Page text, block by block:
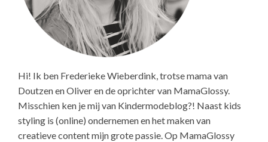
Hi! Ik ben Frederieke Wieberdink, trotse mama van
Doutzen en Oliver en de oprichter van MamaGlossy.
Misschien ken je mij van Kindermodeblog?! Naast kids
styling is (online) ondernemen en het maken van
creatieve content mijn grote passie. Op MamaGlossy